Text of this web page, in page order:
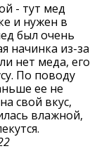
- тут мед
и нужен в
был очень
начинка из-за
нет меда, его
По поводу
ее не
свой вкус,
влажной,